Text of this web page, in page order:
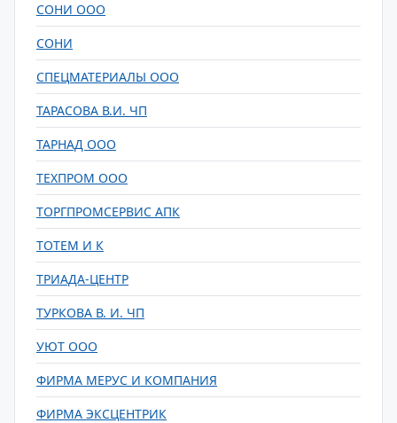
СОНИ ООО
СОНИ
СПЕЦМАТЕРИАЛЫ ООО
ТАРАСОВА В.И. ЧП
ТАРНАД ООО
ТЕХПРОМ ООО
ТОРГПРОМСЕРВИС АПК
ТОТЕМ И К
ТРИАДА-ЦЕНТР
ТУРКОВА В. И. ЧП
УЮТ ООО
ФИРМА МЕРУС И КОМПАНИЯ
ФИРМА ЭКСЦЕНТРИК